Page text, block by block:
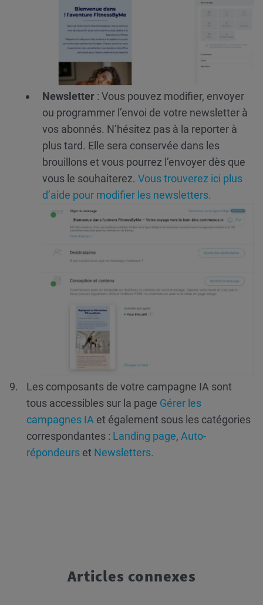
Newsletter : Vous pouvez modifier, envoyer
ou programmer l’envoi de votre newsletter à
vos abonnés. N’hésitez pas à la reporter à
plus tard. Elle sera conservée dans les
brouillons et vous pourrez l’envoyer dès que
vous le souhaiterez. Vous trouverez ici plus
d’aide pour modifier les newsletters.
Les composants de votre campagne IA sont
tous accessibles sur la page Gérer les
campagnes IA et également sous les catégories
correspondantes : Landing page, Auto-
répondeurs et Newsletters.
Articles connexes